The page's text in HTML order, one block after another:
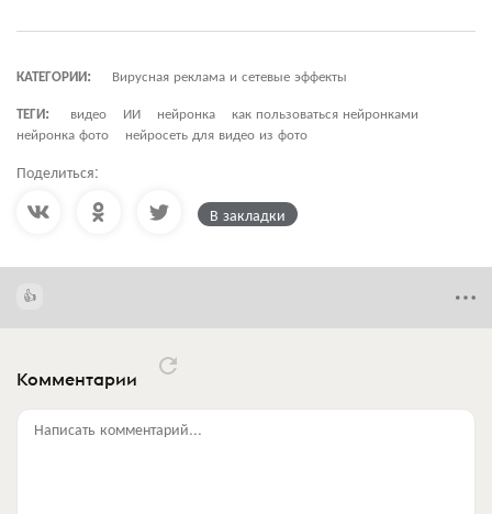
КАТЕГОРИИ:
Вирусная реклама и сетевые эффекты
ТЕГИ:
видео ИИ нейронка
как пользоваться нейронками
нейронка фото
нейросеть для видео из фото
Поделиться:
В закладки
Комментарии
Написать комментарий...